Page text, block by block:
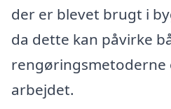
der er blevet brugt i
da dette kan påvirke
rengøringsmetoderne
arbejdet.